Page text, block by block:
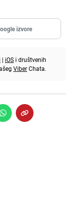
izvore
| iOS i društvenih
ViberChata.